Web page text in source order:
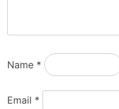
Name *
Email *